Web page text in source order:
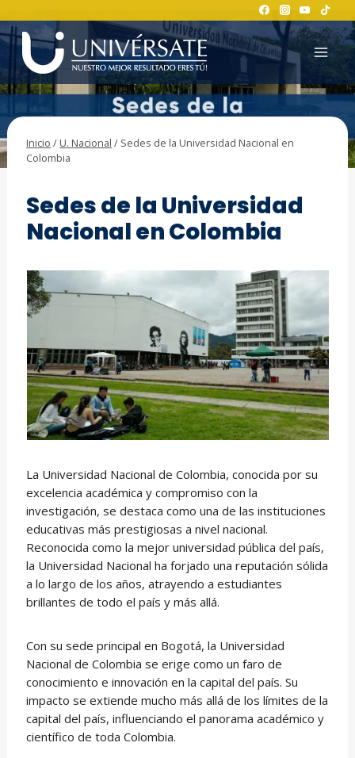
al
contenido
Inicio / U. Nacional / Sedes de la Universidad Nacional en
Colombia
Sedes de la Universidad
Nacional en Colombia
La Universidad Nacional de Colombia, conocida por su
excelencia académica y compromiso con la
investigación, se destaca como una de las instituciones
educativas más prestigiosas a nivel nacional.
Reconocida como la mejor universidad pública del país,
la Universidad Nacional ha forjado una reputación sólida
a lo largo de los años, atrayendo a estudiantes
brillantes de todo el país y más allá.
Con su sede principal en Bogotá, la Universidad
Nacional de Colombia se erige como un faro de
conocimiento e innovación en la capital del país. Su
impacto se extiende mucho más allá de los límites de la
capital del país, influenciando el panorama académico y
científico de toda Colombia.